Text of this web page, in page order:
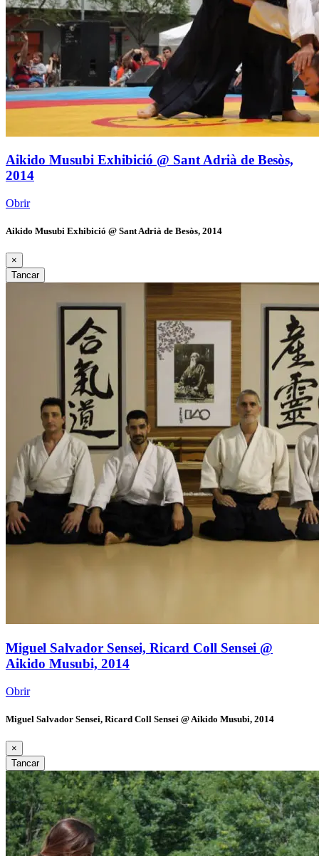
Aikido Musubi Exhibició @ Sant Adrià de Besòs,
2014
Obrir
Aikido Musubi Exhibició @ Sant Adrià de Besòs, 2014
×
Tancar
Miguel Salvador Sensei, Ricard Coll Sensei @
Aikido Musubi, 2014
Obrir
Miguel Salvador Sensei, Ricard Coll Sensei @ Aikido Musubi, 2014
×
Tancar